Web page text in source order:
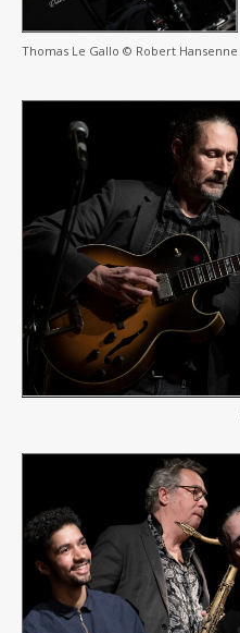
Thomas Le Gallo © Robert Hansenne